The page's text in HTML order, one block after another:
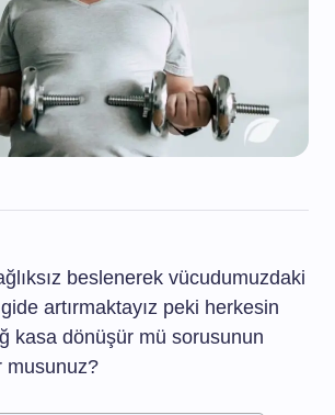
beslenerek vücudumuzdaki
artırmaktayız peki herkesin
kasa dönüşür mü sorusunun
musunuz?